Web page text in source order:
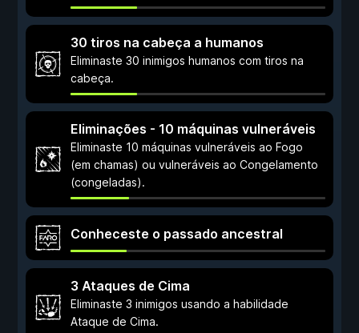
30 tiros na cabeça a humanos
Eliminaste 30 inimigos humanos com tiros na
cabeça.
Eliminações - 10 máquinas vulneráveis
Eliminaste 10 máquinas vulneráveis ao Fogo
(em chamas) ou vulneráveis ao Congelamento
(congeladas).
Conheceste o passado ancestral
3 Ataques de Cima
Eliminaste 3 inimigos usando a habilidade
Ataque de Cima.